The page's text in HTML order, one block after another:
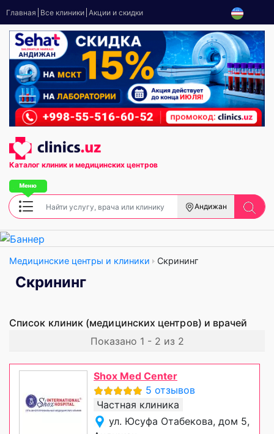
Главная Все клиники Акции и скидки
Каталог клиник и медицинских центров
Андижан
Медицинские центры и клиники Скрининг
Скрининг
Список клиник (медицинских центров) и врачей
Показано 1 - 2 из 2
Shox Med Center
5 отзывов
Частная клиника
ул. Юсуфа Отабекова, дом 5,